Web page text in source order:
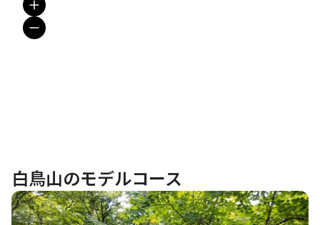
白鳥山のモデルコース